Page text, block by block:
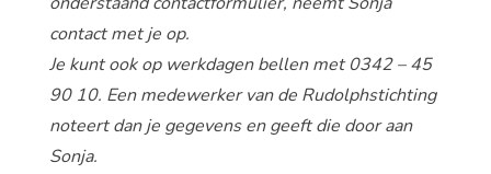
contact met je op.
Je kunt ook op werkdagen bellen met 0342 – 45
90 10. Een medewerker van de Rudolphstichting
noteert dan je gegevens en geeft die door aan
Sonja.